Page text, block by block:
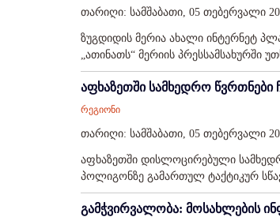
თარიღი: სამშაბათი, 05 თებერვალი
ზუგდიდის მერია ახალი ინტერნეტ
„ათინათს“ მერიის პრესსამსახურში
აფხაზეთში სამხედრო წვრთნები
რეგიონი
თარიღი: სამშაბათი, 05 თებერვალი
აფხაზეთში დისლოცირებული
პოლიგონზე გამართულ ტაქტიკურ
გამჭვირვალობა: მოსახლების